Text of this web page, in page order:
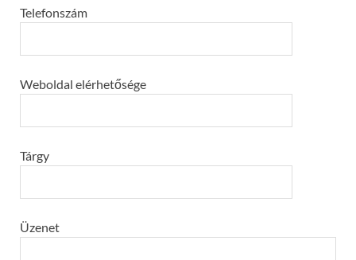
Telefonszám
Weboldal elérhetősége
Tárgy
Üzenet